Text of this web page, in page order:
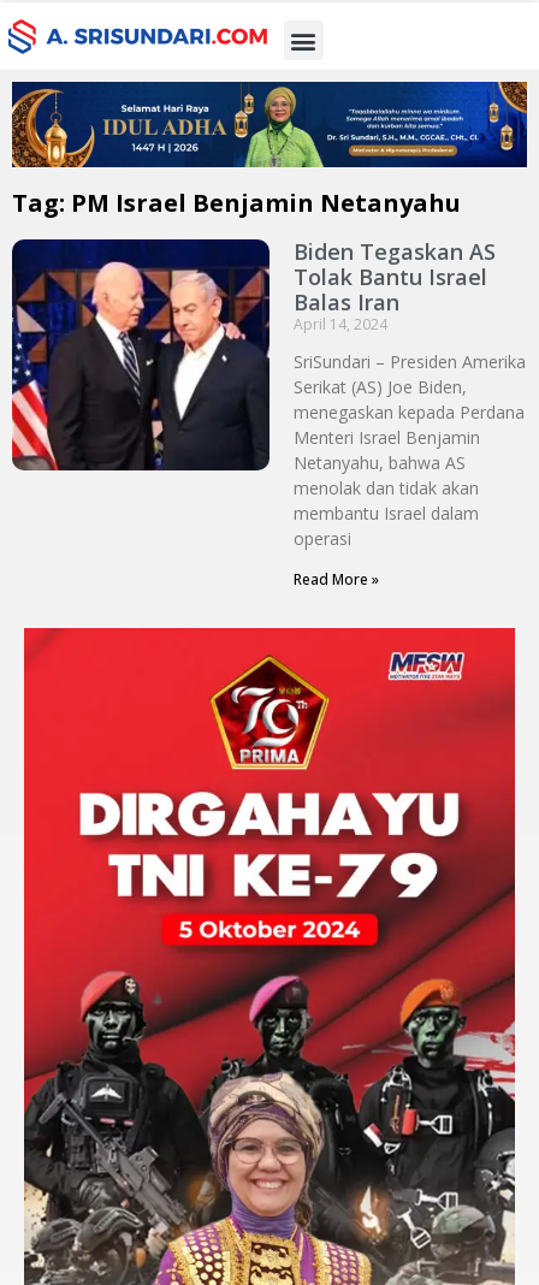
Tag: PM Israel Benjamin Netanyahu
Biden Tegaskan AS
Tolak Bantu Israel
Balas Iran
April 14, 2024
SriSundari – Presiden Amerika
Serikat (AS) Joe Biden,
menegaskan kepada Perdana
Menteri Israel Benjamin
Netanyahu, bahwa AS
menolak dan tidak akan
membantu Israel dalam
operasi
Read More »